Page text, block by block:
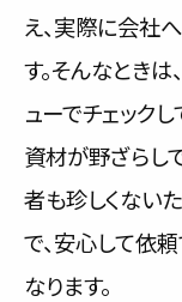
え、実際に会社
す。そんなとき
ューでチェック
資材が野ざらし
者も珍しくない
で、安心して依
なります。